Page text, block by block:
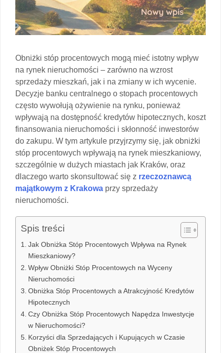
Obniżki stóp procentowych mogą mieć istotny wpływ
na rynek nieruchomości – zarówno na wzrost
sprzedaży mieszkań, jak i na zmiany w ich wycenie.
Decyzje banku centralnego o stopach procentowych
często wywołują ożywienie na rynku, ponieważ
wpływają na dostępność kredytów hipotecznych, koszt
finansowania nieruchomości i skłonność inwestorów
do zakupu. W tym artykule przyjrzymy się, jak obniżki
stóp procentowych wpływają na rynek mieszkaniowy,
szczególnie w dużych miastach jak Kraków, oraz
dlaczego warto skonsultować się z rzeczoznawcą
majątkowym z Krakowa przy sprzedaży
nieruchomości.
Spis treści
Jak Obniżka Stóp Procentowych Wpływa na Rynek
Mieszkaniowy?
Wpływ Obniżki Stóp Procentowych na Wyceny
Nieruchomości
Obniżka Stóp Procentowych a Atrakcyjność Kredytów
Hipotecznych
Czy Obniżka Stóp Procentowych Napędza Inwestycje
w Nieruchomości?
Korzyści dla Sprzedających i Kupujących w Czasie
Obniżek Stóp Procentowych